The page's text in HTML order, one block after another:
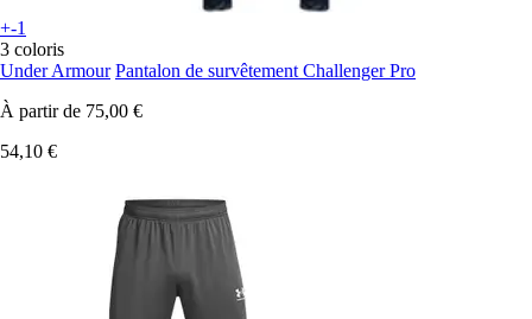
+-1
3 coloris
Under Armour Pantalon de survêtement Challenger Pro
À partir de 75,00 €
54,10 €